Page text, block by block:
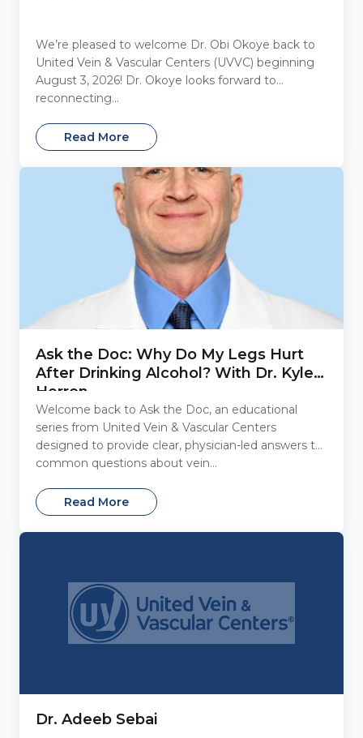
We’re pleased to welcome Dr. Obi Okoye back to
United Vein & Vascular Centers (UVVC) beginning
August 3, 2026! Dr. Okoye looks forward to
reconnecting...
Read More
Ask the Doc: Why Do My Legs Hurt
After Drinking Alcohol? With Dr. Kyle
Herron
Welcome back to Ask the Doc, an educational
series from United Vein & Vascular Centers
designed to provide clear, physician-led answers to
common questions about vein...
Read More
Dr. Adeeb Sebai